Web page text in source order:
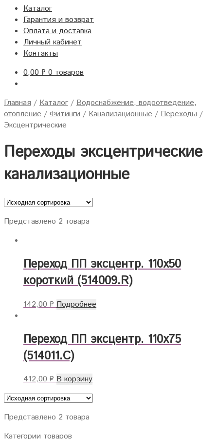
Каталог
Гарантия и возврат
Оплата и доставка
Личный кабинет
Контакты
0,00₽ 0 товаров
Главная / Каталог / Водоснабжение, водоотведение,
отопление / Фитинги / Канализационные / Переходы /
Эксцентрические
Переходы эксцентрические
канализационные
Представлено 2 товара
Переход ПП эксцентр. 110х50
короткий (514009.R)
142,00₽ Подробнее
Переход ПП эксцентр. 110х75
(514011.С)
412,00₽ В корзину
Представлено 2 товара
Категории товаров